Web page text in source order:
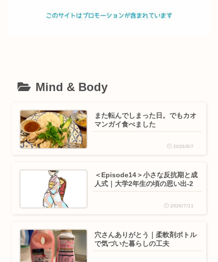
Mind & Body
また転んでしまった日。でもカオ
マンガイ食べました
2026/8/7
＜Episode14＞小さな反抗期と成
人式｜大学2年生の頃の思い出-2
2026/7/11
穴さんありがとう｜柔軟剤ボトル
で気づいた暮らしの工夫